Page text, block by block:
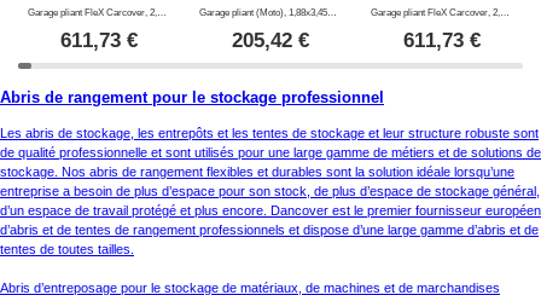
611,73 € 205,42€ 611,73€
Abris de rangement pour le stockage professionnel
Les abris de stockage, les entrepôts et les tentes de stockage et leur structure robuste sont
de qualité professionnelle et sont utilisés pour une large gamme de métiers et de solutions de
stockage. Nos abris de rangement flexibles et durables sont la solution idéale lorsqu’une
entreprise a besoin de plus d’espace pour son stock, de plus d’espace de stockage général,
d’un espace de travail protégé et plus encore. Dancover est le premier fournisseur européen
d’abris et de tentes de rangement professionnels et dispose d’une large gamme d’abris et de
tentes de toutes tailles.
Abris d’entreposage pour le stockage de matériaux, de machines et de marchandises